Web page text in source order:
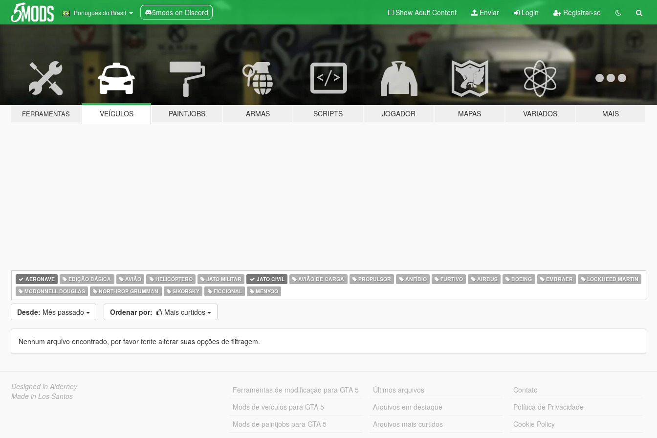
Português do Brasil 5mods on Discord Show Adult Content Enviar Login Registrar-se
FERRAMENTAS VEÍCULOS PAINTJOBS ARMAS SCRIPTS JOGADOR MAPAS VARIADOS MAIS
AERONAVE EDIÇÃO BÁSICA AVIÃO HELICÓPTERO JATO MILITAR JATO CIVIL AVIÃO DE CARGA PROPULSOR ANFÍBIO FURTIVO AIRBUS BOEING EMBRAER
LOCKHEED MARTIN
MCDONNELL DOUGLAS
NORTHROP GRUMMAN SIKORSKY FICCIONAL MENYOO
Desde: Mês passado Ordenar por: Mais curtidos
Nenhum arquivo encontrado, por favor tente alterar suas opções de filtragem.
Designed in Alderney
Made in Los Santos
Ferramentas de modificação para GTA 5
Mods de veículos para GTA 5
Mods de paintjobs para GTA 5
Últimos arquivos
Arquivos em destaque
Arquivos mais curtidos
Contato
Política de Privacidade
Cookie Policy